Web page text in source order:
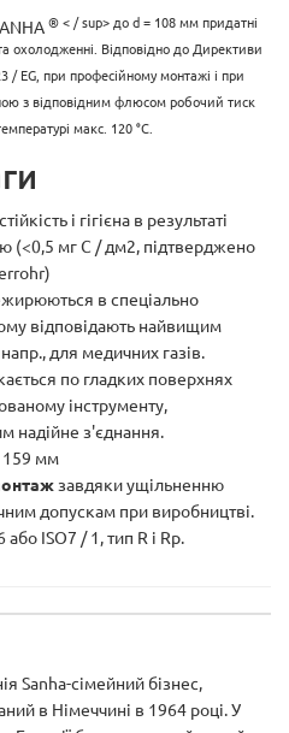
® < / sup> до d = 108 мм придатні
охолодженні. Відповідно до Директиви
/ EG, при професійному монтажі і при
з відповідним флюсом робочий тиск
макс. 120 °C.
і гігієна в результаті
(<0,5 мг C / дм2, підтверджено
в спеціально
відповідають найвищим
для медичних газів.
по гладких поверхнях
інструменту,
надійне з'єднання.
159 мм
завдяки ущільненню
допускам при виробництві.
ISO7 / 1, тип R і Rp.
Sanha-сімейний бізнес,
в Німеччині в 1964 році. У